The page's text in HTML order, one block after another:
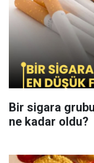
Bir sigara
ne kadar oldu?